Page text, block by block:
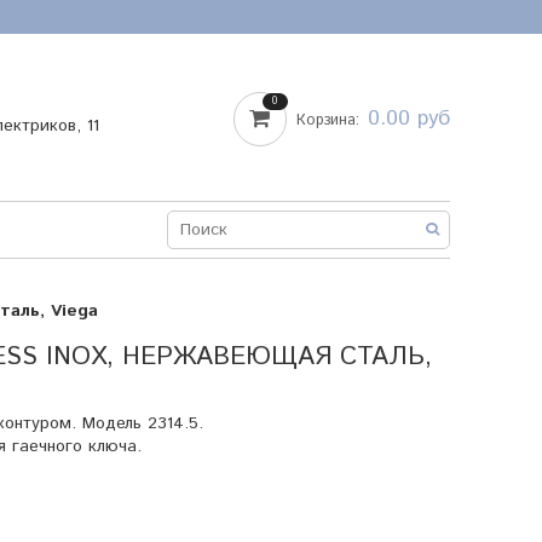
11
0
Корзина: 0.00 руб
Viega
INOX, НЕРЖАВЕЮЩАЯ СТАЛЬ,
Модель 2314.5.
ключа.